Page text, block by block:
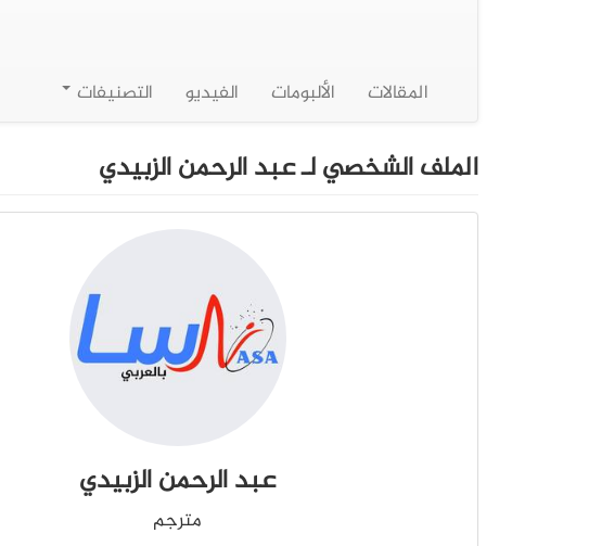
المقالات الألبومات الفيديو التصنيفات
الملف الشخصي لـ عبد الرحمن الزبيدي
عبد الرحمن الزبيدي
مترجم